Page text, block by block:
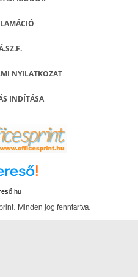
NYILATKOZAT
INDÍTÁSA
Minden jog fenntartva.